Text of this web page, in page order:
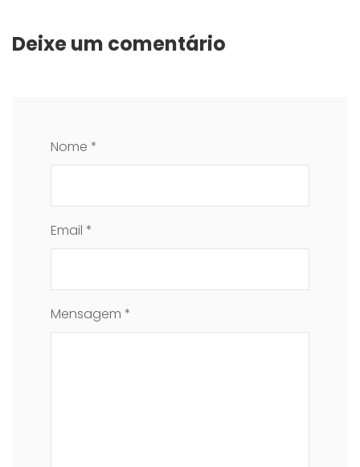
Deixe um comentário
Nome *
Email *
Mensagem *